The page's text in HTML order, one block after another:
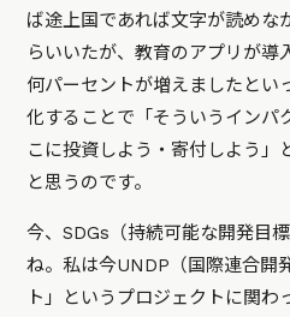
ば途上国であれば文字が読めな
らいいたが、教育のアプリが導
何パーセントが増えましたとい
化することで「そういうインパ
こに投資しよう・寄付しよう」
と思うのです。
今、SDGs（持続可能な開発目
ね。私は今UNDP（国際連合開
ト」というプロジェクトに関わ